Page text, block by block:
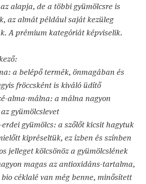
alapja, de a többi gyümölcsre is
az almát például saját kezüleg
A prémium kategóriát képviselik.
a belépő termék, önmagában és
fröccsként is kiváló üdítő
alma-málna: a málna nagyon
gyümölcslevet
gyümölcs: a szőlőt kicsit hagytuk
kipréseltük, ez ízben és színben
jelleget kölcsönöz a gyümölcslének
magas az antioxidáns-tartalma,
céklalé van még benne, minősített